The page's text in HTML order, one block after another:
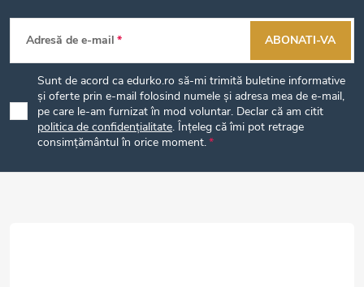
S
u
b
o
Adresă de e-mail
Sunt de acord ca edurko.ro să-mi trimită buletine informative
și oferte prin e-mail folosind numele și adresa mea de e-mail,
pe care le-am furnizat în mod voluntar. Declar că am citit
politica de confidențialitate. Înțeleg că îmi pot retrage
consimțământul în orice moment.
ABONATI-VA